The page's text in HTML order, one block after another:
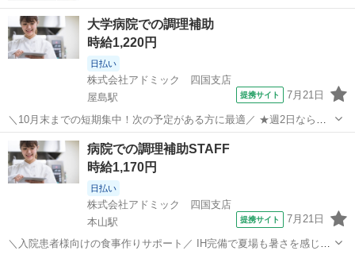
大学病院での調理補助
時給1,220円
日払い
株式会社アドミック 四国支店
屋島駅
提携サイト 7月21日
＼10月末までの短期集中！次の予定がある方に最適／ ★週2日なら時
給1300円！土日歓迎のモクモク作業 残業なし×勤務時間帯も選択OK
【お仕事内容】 病院の給食施設での調理補助＆片付け ・野菜のカッ
ト、下処理 ・ベルトコ...
香川 木田郡 屋島駅 キッチン
病院での調理補助STAFF
時給1,170円
日払い
株式会社アドミック 四国支店
本山駅
提携サイト 7月21日
＼入院患者様向けの食事作りサポート／ IH完備で夏場も暑さを感じに